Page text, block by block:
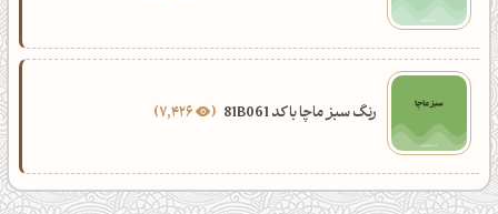
رنگ سبز ماچا با کد 81B061